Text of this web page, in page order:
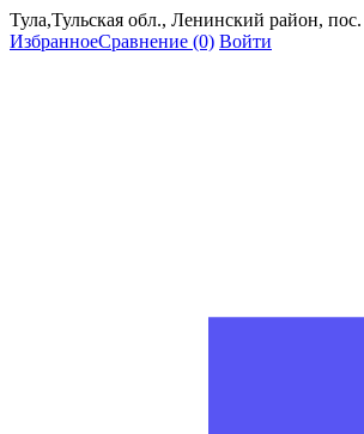
Тула,Тульская обл., Ленинский район,
ИзбранноеСравнение (0) Войти